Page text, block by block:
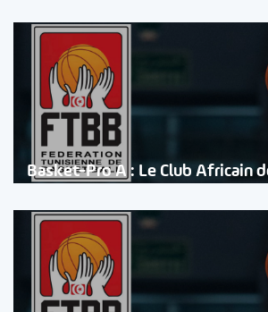
Basket-Pro A : Le Club Africain